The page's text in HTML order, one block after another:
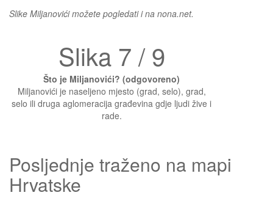
Slike Miljanovići možete pogledati i na nona.net.
Slika 7 / 9
Što je Miljanovići? (odgovoreno)
Miljanovići je naseljeno mjesto (grad, selo), grad,
selo ili druga aglomeracija građevina gdje ljudi žive i
rade.
Posljednje traženo na mapi
Hrvatske